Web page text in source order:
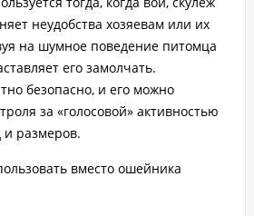
неудобства хозяевам или их
на шумное поведение питомца
его замолчать.
безопасно, и его можно
за «голосовой» активностью
размеров.
вместо ошейника